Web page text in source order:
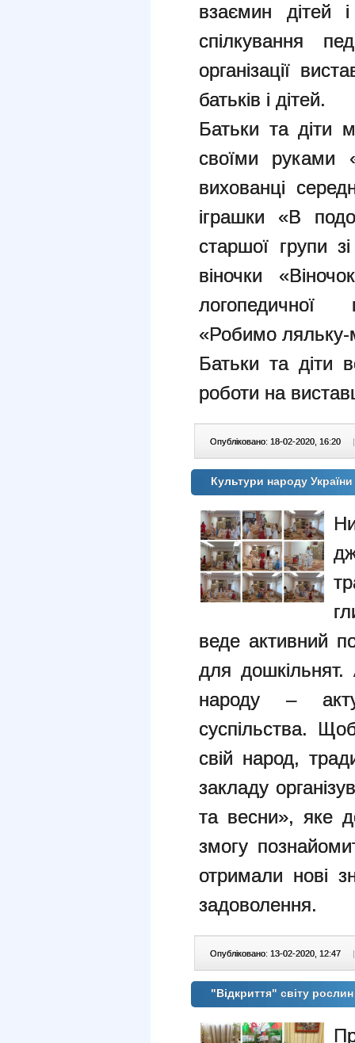
взаємин дітей
спілкування
організації
батьків і дітей.
Батьки та діти
своїми руками
вихованці
іграшки «В
старшої групи
віночки
логопедичної
«Робимо ляльку-
Батьки та діти
роботи на
Опубліковано: 18-02-2020, 16:20 |
Культури народу
веде активний
для дошкільнят.
народу –
суспільства.
свій народ,
закладу
та весни», яке
змогу
отримали нові
задоволення.
Опубліковано: 13-02-2020, 12:47 |
"Відкриття" світу